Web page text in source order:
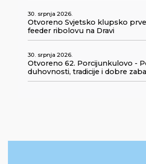
30. srpnja 2026.
Otvoreno Svjetsko klupsko
feeder ribolovu na Dravi
30. srpnja 2026.
Otvoreno 62. Porcijunkulovo -
duhovnosti, tradicije i dobre